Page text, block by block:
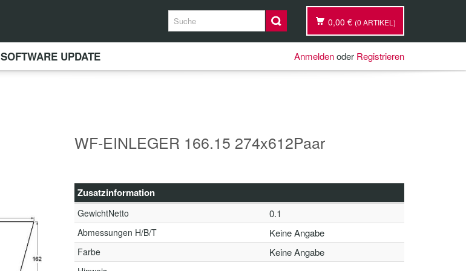
0,00 € (0 ARTIKEL)
SOFTWARE UPDATE Anmeldenoder Registrieren
WF-EINLEGER 166.15 274x612Paar
Zusatzinformation
GewichtNetto 0.1
Abmessungen H/B/T Keine Angabe
Farbe Keine Angabe